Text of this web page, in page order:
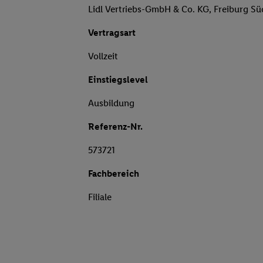
Lidl Vertriebs-GmbH & Co. KG, Freiburg
Vertragsart
Vollzeit
Einstiegslevel
Ausbildung
Referenz-Nr.
573721
Fachbereich
Filiale